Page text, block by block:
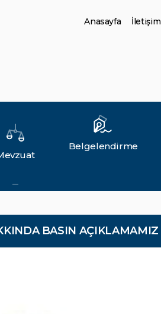
Anasayfa İletişim
Belgelendirme
BASIN AÇIKLAMAMIZ